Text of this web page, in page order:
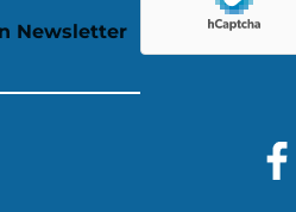
Newsletter